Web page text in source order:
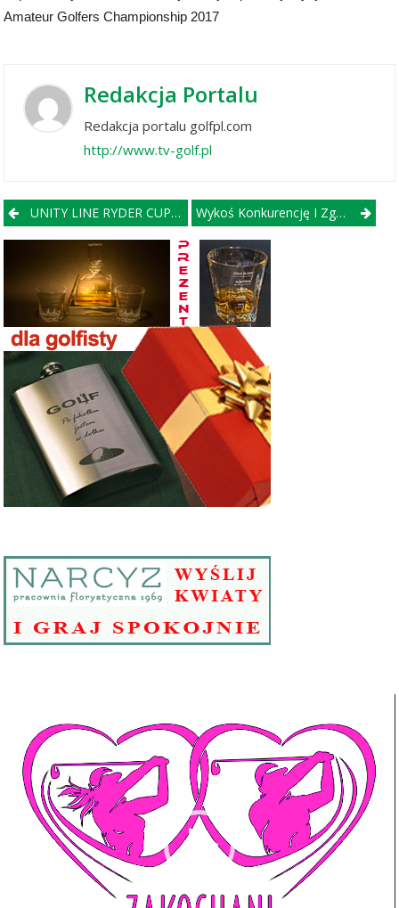
Amateur Golfers Championship 2017
Redakcja Portalu
Redakcja portalu golfpl.com
http://www.tv-golf.pl
Post navigation
UNITY LINE RYDER CUP – MATCH PLAY Wykoś Konkurencję I Zgarnij Kosiarkę!